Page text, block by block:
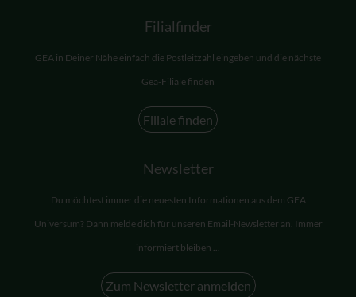
Filialfinder
GEA in Deiner Nähe einfach die Postleitzahl eingeben und die nächste
Gea-Filiale finden
Filiale finden
Newsletter
Du möchtest immer die neuesten Informationen aus dem GEA
Universum? Dann melde dich für unseren Email-Newsletter an. Immer
informiert bleiben ...
Zum Newsletter anmelden